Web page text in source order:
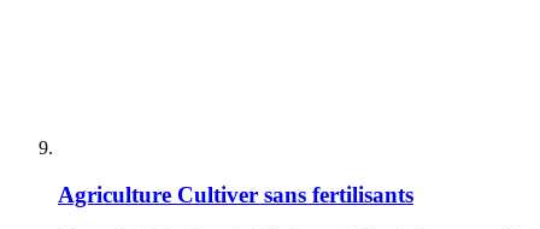
Agriculture Cultiver sans fertilisants